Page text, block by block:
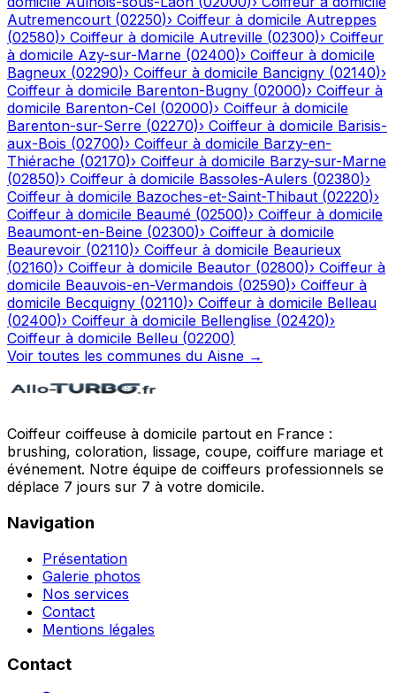
Autremencourt (02250)› Coiffeur à domicile Autreppes
(02580)› Coiffeur à domicile Autreville (02300)› Coiffeur
à domicile Azy-sur-Marne (02400)› Coiffeur à domicile
Bagneux (02290)› Coiffeur à domicile Bancigny (02140)›
Coiffeur à domicile Barenton-Bugny (02000)› Coiffeur à
domicile Barenton-Cel (02000)› Coiffeur à domicile
Barenton-sur-Serre (02270)› Coiffeur à domicile Barisis-
aux-Bois (02700)› Coiffeur à domicile Barzy-en-
Thiérache (02170)› Coiffeur à domicile Barzy-sur-Marne
(02850)› Coiffeur à domicile Bassoles-Aulers (02380)›
Coiffeur à domicile Bazoches-et-Saint-Thibaut (02220)›
Coiffeur à domicile Beaumé (02500)› Coiffeur à domicile
Beaumont-en-Beine (02300)› Coiffeur à domicile
Beaurevoir (02110)› Coiffeur à domicile Beaurieux
(02160)› Coiffeur à domicile Beautor (02800)› Coiffeur à
domicile Beauvois-en-Vermandois (02590)› Coiffeur à
domicile Becquigny (02110)› Coiffeur à domicile Belleau
(02400)› Coiffeur à domicile Bellenglise (02420)›
Coiffeur à domicile Belleu (02200)
Voir toutes les communes du Aisne →
Coiffeur coiffeuse à domicile partout en France :
brushing, coloration, lissage, coupe, coiffure mariage et
événement. Notre équipe de coiffeurs professionnels se
déplace 7 jours sur 7 à votre domicile.
Navigation
Présentation
Galerie photos
Nos services
Contact
Mentions légales
Contact